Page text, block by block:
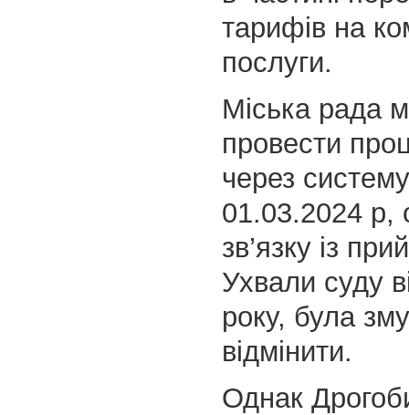
тарифів на
послуги.
Міська рада
провести
через
01.03.2024 р,
зв’язку із
Ухвали суду
року, була
відмінити.
Однак